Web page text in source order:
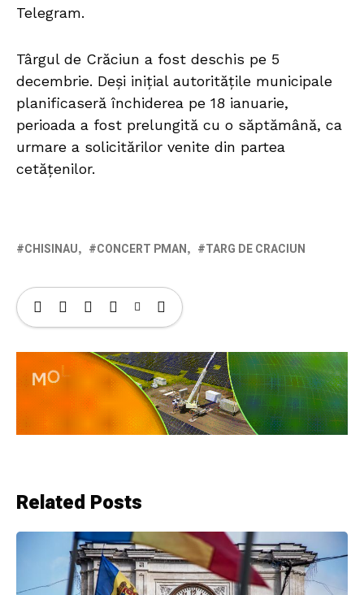
Telegram.
Târgul de Crăciun a fost deschis pe 5
decembrie. Deși inițial autoritățile municipale
planificaseră închiderea pe 18 ianuarie,
perioada a fost prelungită cu o săptămână, ca
urmare a solicitărilor venite din partea
cetățenilor.
CHISINAU CONCERT PMAN TARG DE CRACIUN
Related Posts